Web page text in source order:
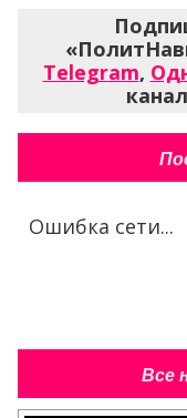
Telegram,
Ошибка сети...
Все